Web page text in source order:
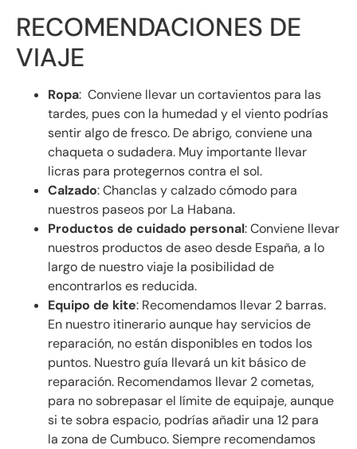
RECOMENDACIONES DE
VIAJE
Ropa: Conviene llevar un cortavientos para las
tardes, pues con la humedad y el viento podrías
sentir algo de fresco. De abrigo, conviene una
chaqueta o sudadera. Muy importante llevar
licras para protegernos contra el sol.
Calzado: Chanclas y calzado cómodo para
nuestros paseos por La Habana.
Productos de cuidado personal: Conviene llevar
nuestros productos de aseo desde España, a lo
largo de nuestro viaje la posibilidad de
encontrarlos es reducida.
Equipo de kite: Recomendamos llevar 2 barras.
En nuestro itinerario aunque hay servicios de
reparación, no están disponibles en todos los
puntos. Nuestro guía llevará un kit básico de
reparación. Recomendamos llevar 2 cometas,
para no sobrepasar el límite de equipaje, aunque
si te sobra espacio, podrías añadir una 12 para
la zona de Cumbuco. Siempre recomendamos